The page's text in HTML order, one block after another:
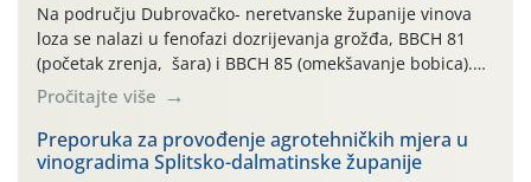
Na području Dubrovačko- neretvanske županije vinova
loza se nalazi u fenofazi dozrijevanja grožđa, BBCH 81
(početak zrenja, šara) i BBCH 85 (omekšavanje bobica).
Vinova loza, ovu godinu, prolazi kroz dugotrajno sušno i
vrlo vruće razdoblje, bez oborina ili vrlo malo , što
otežava normalan razvoj i sintezu kemijskih spojeva kako
bi se dobila vrhunska sirovina. […]
Pročitajte više
Preporuka za provođenje agrotehničkih mjera u
vinogradima Splitsko-dalmatinske županije